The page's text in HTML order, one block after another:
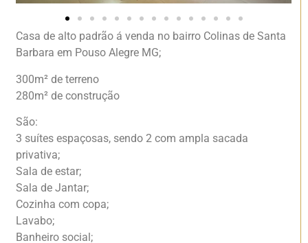
Casa de alto padrão á venda no bairro Colinas de Santa
Barbara em Pouso Alegre MG;
300m² de terreno
280m² de construção
São:
3 suítes espaçosas, sendo 2 com ampla sacada
privativa;
Sala de estar;
Sala de Jantar;
Cozinha com copa;
Lavabo;
Banheiro social;